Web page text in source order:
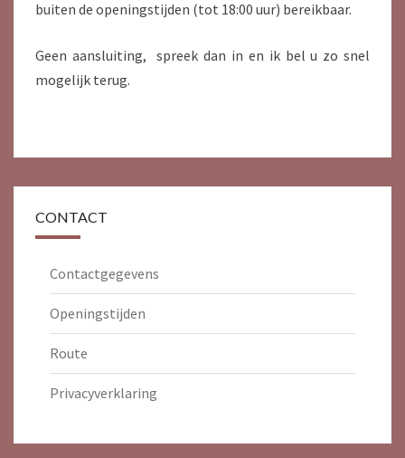
buiten de openingstijden (tot 18:00 uur) bereikbaar.
Geen aansluiting, spreek dan in en ik bel u zo snel
mogelijk terug.
CONTACT
Contactgegevens
Openingstijden
Route
Privacyverklaring